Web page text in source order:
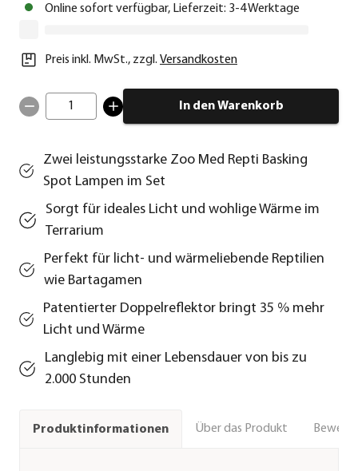
Online sofort verfügbar, Lieferzeit: 3-4 Werktage
Preis inkl. MwSt., zzgl. Versandkosten
1 In den Warenkorb
Zwei leistungsstarke Zoo Med Repti Basking
Spot Lampen im Set
Sorgt für ideales Licht und wohlige Wärme im
Terrarium
Perfekt für licht- und wärmeliebende Reptilien
wie Bartagamen
Patentierter Doppelreflektor bringt 35 % mehr
Licht und Wärme
Langlebig mit einer Lebensdauer von bis zu
2.000 Stunden
Produktinformationen Über das Produkt